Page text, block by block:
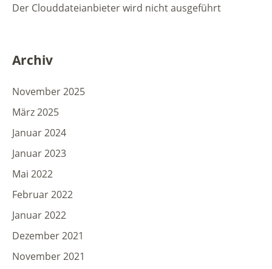
Der Clouddateianbieter wird nicht ausgeführt
Archiv
November 2025
März 2025
Januar 2024
Januar 2023
Mai 2022
Februar 2022
Januar 2022
Dezember 2021
November 2021